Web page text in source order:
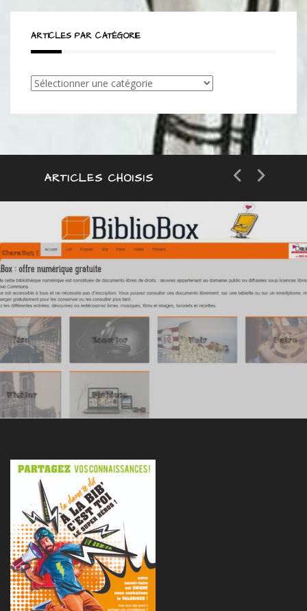
ARTICLES PAR CATÉGORIE
Articles
ARTICLES CHOISIS